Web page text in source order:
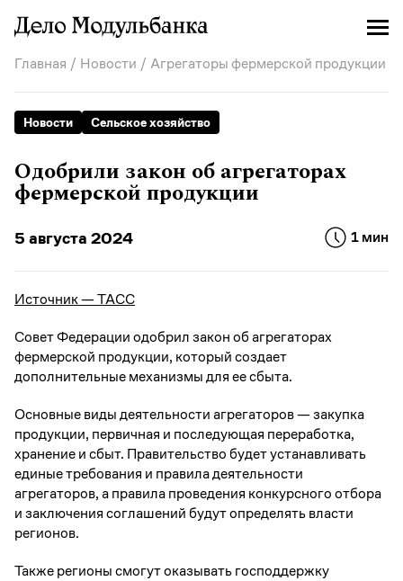
Главная / Новости / Агрегаторы фермерской продукции
Новости Сельское хозяйство
Одобрили закон об агрегаторах
фермерской продукции
5 августа 2024 1 мин
Источник — ТАСС
Совет Федерации одобрил закон об агрегаторах
фермерской продукции, который создает
дополнительные механизмы для ее сбыта.
Основные виды деятельности агрегаторов — закупка
продукции, первичная и последующая переработка,
хранение и сбыт. Правительство будет устанавливать
единые требования и правила деятельности
агрегаторов, а правила проведения конкурсного отбора
и заключения соглашений будут определять власти
регионов.
Также регионы смогут оказывать господдержку